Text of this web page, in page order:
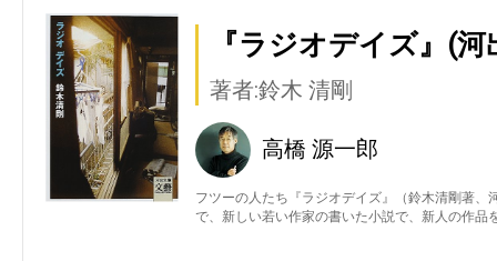
『ラジオデイズ』(
著者:鈴木 清剛
高橋 源一郎
フツーの人たち『ラジオデイズ』（鈴木清剛著
で、新しい若い作家の書いた小説で、新人の作品